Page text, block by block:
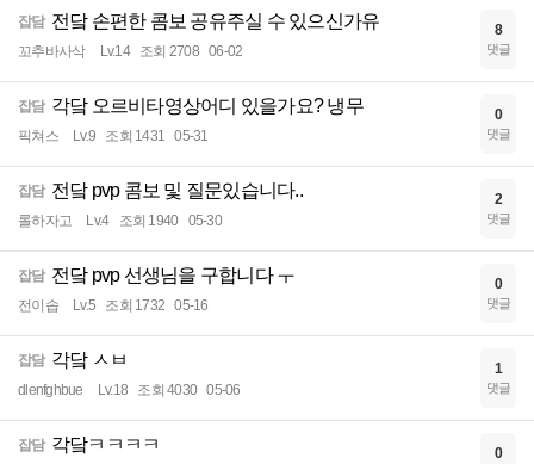
잡담 전닼 손편한 콤보 공유주실 수 있으신가유
꼬추바사삭 Lv.14 조회 2708 06-02
8
댓글
잡담 각닼 오르비타영상어디 있을가요? 냉무
픽쳐스 Lv.9 조회 1431 05-31
0
댓글
잡담 전닼 pvp 콤보 및 질문있습니다..
롤하자고 Lv.4 조회 1940 05-30
2
댓글
잡담 전닼 pvp 선생님을 구합니다 ㅜ
전이솝 Lv.5 조회 1732 05-16
0
댓글
잡담 각닼 ㅅㅂ
dlenfghbue Lv.18 조회 4030 05-06
1
댓글
잡담 각닼ㅋㅋㅋㅋ 0